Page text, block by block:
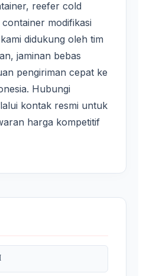
reefer cold
modifikasi
didukung oleh tim
jaminan bebas
pengiriman cepat ke
Hubungi
kontak resmi untuk
harga kompetitif